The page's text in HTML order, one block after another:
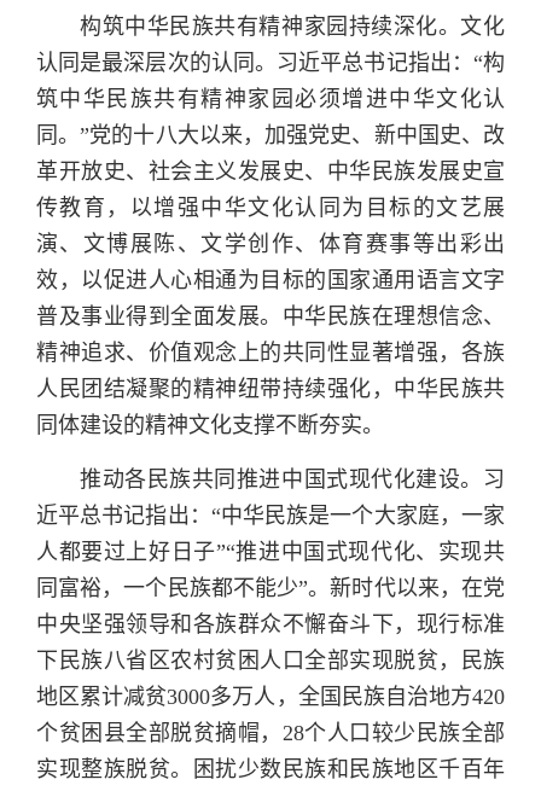
构筑中华民族共有精神家园持续深化。文化
认同是最深层次的认同。习近平总书记指出：“构
筑中华民族共有精神家园必须增进中华文化认
同。”党的十八大以来，加强党史、新中国史、改
革开放史、社会主义发展史、中华民族发展史宣
传教育，以增强中华文化认同为目标的文艺展
演、文博展陈、文学创作、体育赛事等出彩出
效，以促进人心相通为目标的国家通用语言文字
普及事业得到全面发展。中华民族在理想信念、
精神追求、价值观念上的共同性显著增强，各族
人民团结凝聚的精神纽带持续强化，中华民族共
同体建设的精神文化支撑不断夯实。
推动各民族共同推进中国式现代化建设。习
近平总书记指出：“中华民族是一个大家庭，一家
人都要过上好日子”“推进中国式现代化、实现共
同富裕，一个民族都不能少”。新时代以来，在党
中央坚强领导和各族群众不懈奋斗下，现行标准
下民族八省区农村贫困人口全部实现脱贫，民族
地区累计减贫3000多万人，全国民族自治地方420
个贫困县全部脱贫摘帽，28个人口较少民族全部
实现整族脱贫。困扰少数民族和民族地区千百年